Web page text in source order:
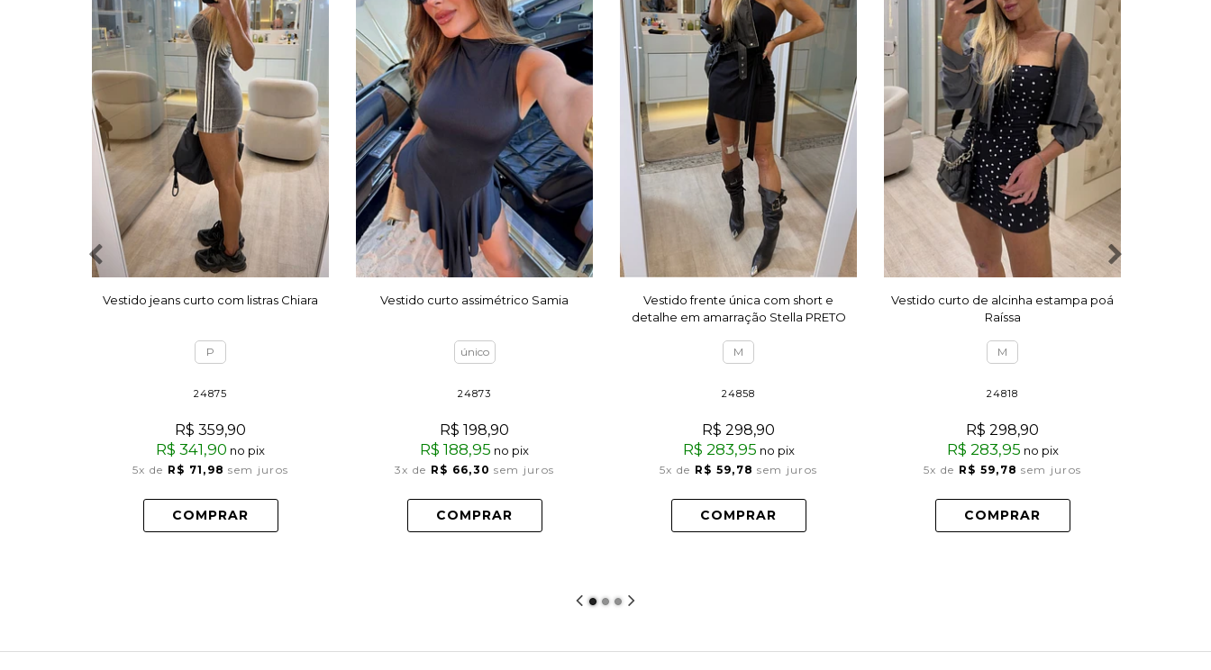
Vestido jeans curto com listras Chiara
P
24875
R$ 359,90
R$ 341,90 no pix
5x de R$ 71,98 sem juros
COMPRAR
Vestido curto assimétrico Samia
único
24873
R$ 198,90
R$ 188,95 no pix
3x de R$ 66,30 sem juros
COMPRAR
Vestido frente única com short e
detalhe em amarração Stella PRETO
M
24858
R$ 298,90
R$ 283,95 no pix
5x de R$ 59,78 sem juros
COMPRAR
Vestido curto de alcinha estampa poá
Raíssa
M
24818
R$ 298,90
R$ 283,95 no pix
5x de R$ 59,78 sem juros
COMPRAR